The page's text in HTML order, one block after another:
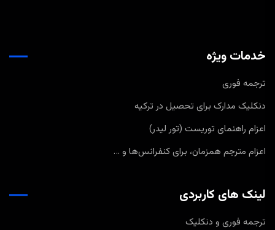
خدمات ویژه
ترجمه فوری
دنکلیک مدارک برای تحصیل در ترکیه
اعزام راهنمای توریست (تور لیدر)
اعزام مترجم همزمان، برای کنفرانس‌ها و …
لینک های کاربردی
ترجمه فوری و دنکلیک